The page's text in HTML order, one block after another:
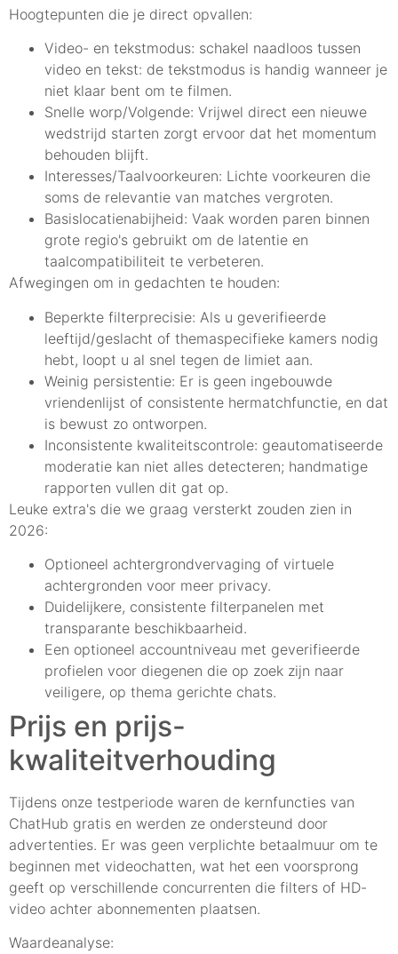
Hoogtepunten die je direct opvallen:
Video- en tekstmodus: schakel naadloos tussen
video en tekst: de tekstmodus is handig wanneer je
niet klaar bent om te filmen.
Snelle worp/Volgende: Vrijwel direct een nieuwe
wedstrijd starten zorgt ervoor dat het momentum
behouden blijft.
Interesses/Taalvoorkeuren: Lichte voorkeuren die
soms de relevantie van matches vergroten.
Basislocatienabijheid: Vaak worden paren binnen
grote regio's gebruikt om de latentie en
taalcompatibiliteit te verbeteren.
Afwegingen om in gedachten te houden:
Beperkte filterprecisie: Als u geverifieerde
leeftijd/geslacht of themaspecifieke kamers nodig
hebt, loopt u al snel tegen de limiet aan.
Weinig persistentie: Er is geen ingebouwde
vriendenlijst of consistente hermatchfunctie, en dat
is bewust zo ontworpen.
Inconsistente kwaliteitscontrole: geautomatiseerde
moderatie kan niet alles detecteren; handmatige
rapporten vullen dit gat op.
Leuke extra's die we graag versterkt zouden zien in
2026:
Optioneel achtergrondvervaging of virtuele
achtergronden voor meer privacy.
Duidelijkere, consistente filterpanelen met
transparante beschikbaarheid.
Een optioneel accountniveau met geverifieerde
profielen voor diegenen die op zoek zijn naar
veiligere, op thema gerichte chats.
Prijs en prijs-
kwaliteitverhouding
Tijdens onze testperiode waren de kernfuncties van
ChatHub gratis en werden ze ondersteund door
advertenties. Er was geen verplichte betaalmuur om te
beginnen met videochatten, wat het een voorsprong
geeft op verschillende concurrenten die filters of HD-
video achter abonnementen plaatsen.
Waardeanalyse: